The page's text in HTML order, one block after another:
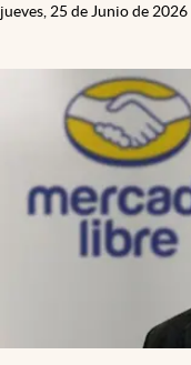
jueves, 25 de Junio de 2026